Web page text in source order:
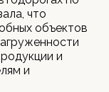
что
объектов
и
и